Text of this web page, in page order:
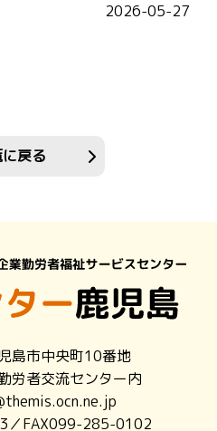
2026-05-27
戻る
島市中央町10番地
者交流センター内
FAX099-285-0102